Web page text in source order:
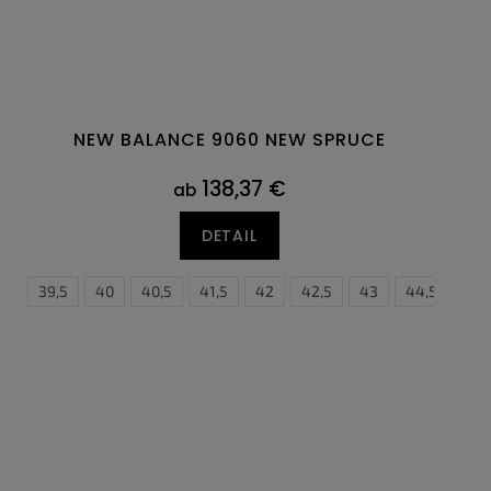
45,5 46,5 47,5
NEW BALANCE 9060 NEW SPRUCE
ab138,37 €
DETAIL
39,5 40 40,5 41,5 42 42,5 43 44,5